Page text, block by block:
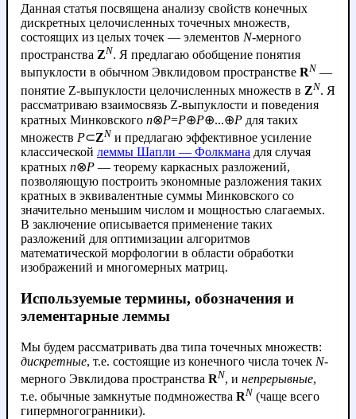
Данная статья посвящена анализу свойств конечных
дискретных целочисленных точечных множеств,
состоящих из целых точек — элементов N-мерного
пространства ZN. Я предлагаю обобщение понятия
выпуклости в обычном Эвклидовом пространстве RN —
понятие Z-выпуклости целочисленных множеств в ZN. Я
рассматриваю взаимосвязь Z-выпуклости и поведения
кратных Минковского n⊗P=P⊕P⊕...⊕P для таких
множеств P⊂ZN и предлагаю эффективное усиление
классической леммы Шапли — Фолкмана для случая
кратных n⊗P — теорему каркасных разложений,
позволяющую построить экономные разложения таких
кратных в эквивалентные суммы Минковского со
значительно меньшим числом и мощностью слагаемых.
В заключение описывается применение таких
разложений для оптимизации алгоритмов
математической морфологии в области обработки
изображений и многомерных матриц.
Используемые термины, обозначения и
элементарные леммы
Мы будем рассматривать два типа точечных множеств:
дискретные, т.е. состоящие из конечного числа точек N-
мерного Эвклидова пространства RN, и непрерывные,
т.е. обычные замкнутые подмножества RN (чаще всего
гипермногогранники).